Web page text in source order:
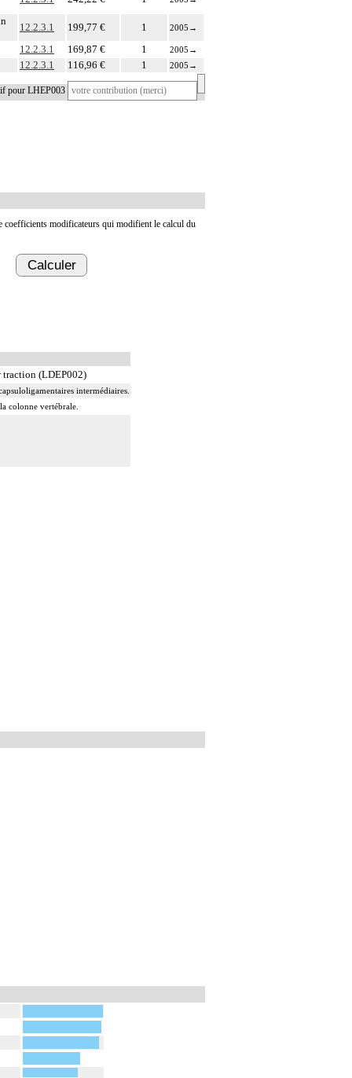
12.2.3.1 199,77 € 1 2005 →
12.2.3.1 169,87 € 1 2005 →
12.2.3.1 116,96 € 1 2005 →
pour LHEP003
coefficients modificateurs qui modifient le calcul du
Calculer
traction (LDEP002)
intermédiaires.
colonne vertébrale.